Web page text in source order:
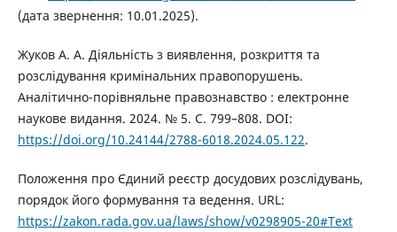
(дата звернення: 10.01.2025).
Жуков А. А. Діяльність з виявлення, розкриття та
розслідування кримінальних правопорушень.
Аналітично-порівняльне правознавство : електронне
наукове видання. 2024. № 5. С. 799–808. DOI:
https://doi.org/10.24144/2788-6018.2024.05.122.
Положення про Єдиний реєстр досудових розслідувань,
порядок його формування та ведення. URL:
https://zakon.rada.gov.ua/laws/show/v0298905-20#Text